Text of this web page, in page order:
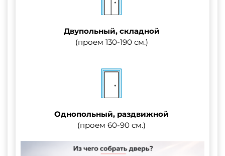
Двупольный, складной
(проем 130-190 см.)
Однопольный, раздвижной
(проем 60-90 см.)